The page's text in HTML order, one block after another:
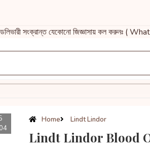
সংক্রান্ত যেকোনো জিজ্ঞাসায় কল করুনঃ
Home Lindt Lindor
Lindt Lindor Blood